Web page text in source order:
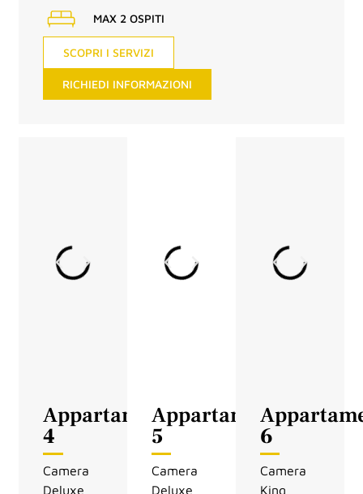
MAX 2 OSPITI
SCOPRI I SERVIZI
RICHIEDI INFORMAZIONI
Appartamento
4
Camera
Deluxe
Appartamento
5
Camera
Deluxe
6
Camera
King